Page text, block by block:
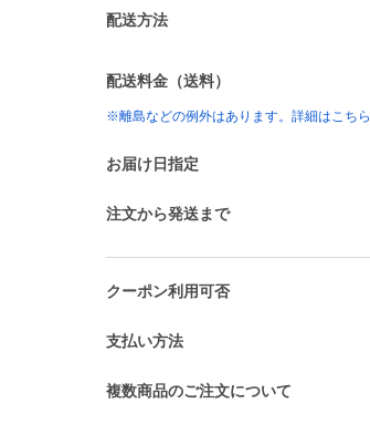
配送方法
配送料金（送料）
※離島などの例外はあります。詳細はこちら
お届け日指定
注文から発送まで
クーポン利用可否
支払い方法
複数商品のご注文について